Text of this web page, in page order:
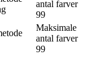
antal farver
99
Maksimale
antal farver
99